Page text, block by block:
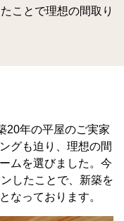
ことで理想の間取り
20年の平屋のご実家
グも迫り、理想の間
ムを選びました。今
したことで、新築を
なっております。